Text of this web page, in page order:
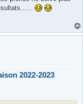
2022-2023